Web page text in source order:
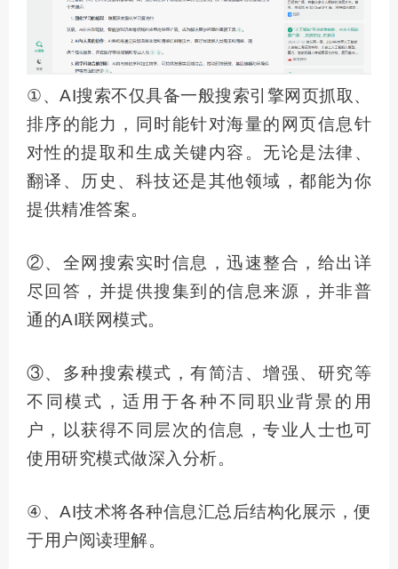
①、AI搜索不仅具备一般搜索引擎网页抓取、
排序的能力，同时能针对海量的网页信息针
对性的提取和生成关键内容。无论是法律、
翻译、历史、科技还是其他领域，都能为你
提供精准答案。
②、 全网 搜索实时信息，迅速整合，给出详
尽回答，并提供搜集到的信息来源，并非普
通的AI联网模式。
③、多种搜索模式，有简洁、增强、研究等
不同模式，适用于各种不同职业背景的用
户，以获得不同层次的信息，专业人士也可
使用研究模式做深入分析。
④、AI技术将各种信息汇总后结构化展示，便
于用户阅读理解。